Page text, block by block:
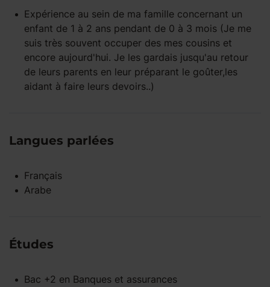
Expérience au sein de ma famille concernant un
enfant de 1 à 2 ans pendant de 0 à 3 mois (Je me
suis très souvent occuper des mes cousins et
encore aujourd'hui. Je les gardais jusqu'au retour
de leurs parents en leur préparant le goûter,les
aidant à faire leurs devoirs..)
Langues parlées
Français
Arabe
Études
Bac +2 en Banques et assurances